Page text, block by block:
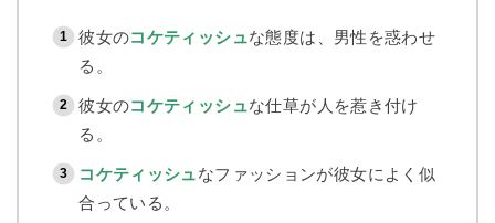
彼女のコケティッシュな態度は、男性を惑わせ
る。
彼女のコケティッシュな仕草が人を惹き付け
る。
コケティッシュなファッションが彼女によく似
合っている。